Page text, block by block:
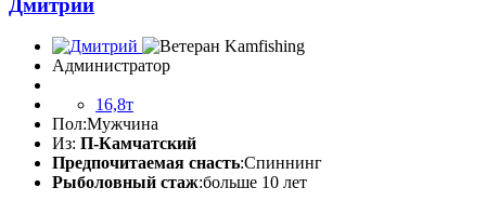
Администратор
16,8т
Пол:Мужчина
Из: П-Камчатский
Предпочитаемая снасть:Спиннинг
Рыболовный стаж:больше 10 лет